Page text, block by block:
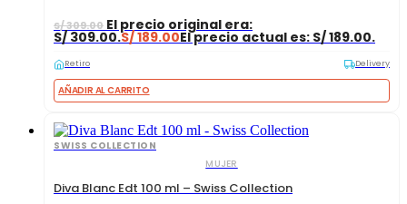
S/309.00 El precio original era:
S/ 309.00.S/189.00El precio actual es: S/ 189.00.
Retiro Delivery
AÑADIR AL CARRITO
SWISS COLLECTION
MUJER
Diva Blanc Edt 100 ml – Swiss Collection